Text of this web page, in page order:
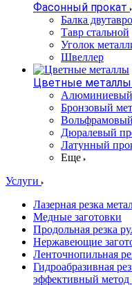
Фасонный прокат
Балка
Тавр стальной
Уголок
Швеллер
Цветные металлы
Алюминиевый
Бронзовый
Дюралевый
Латунный
Еще
Услуги
Лазерная резка
Медные заготовки
Продольная резка
Нержавеющие
Ленточнопильная
Гидроабразивная
эффективный метод